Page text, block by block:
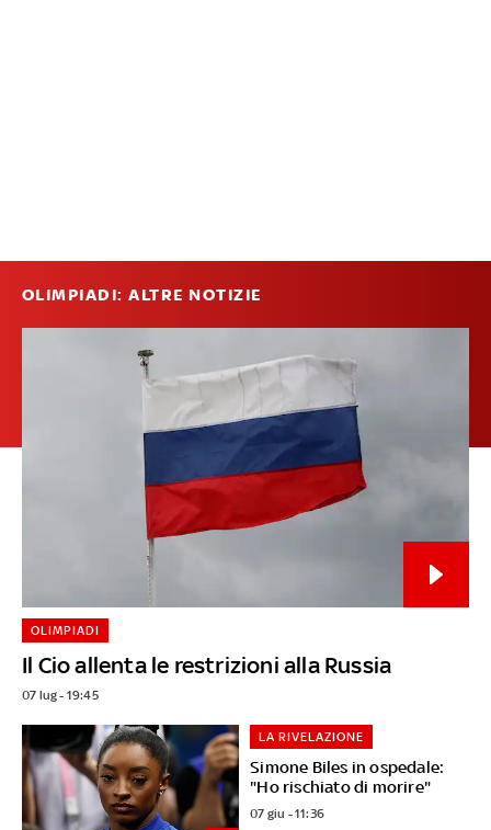
OLIMPIADI: ALTRE NOTIZIE
Il Cio allenta le restrizioni alla Russia
OLIMPIADI
07 lug - 19:45
Simone Biles in ospedale:
"Ho rischiato di morire"
LA RIVELAZIONE
07 giu - 11:36